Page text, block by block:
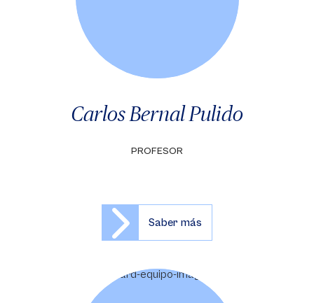
Carlos Bernal Pulido
PROFESOR
Saber más